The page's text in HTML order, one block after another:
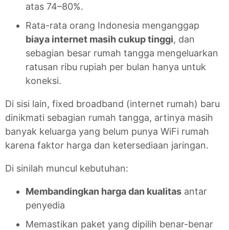
atas 74–80%.
Rata-rata orang Indonesia menganggap
biaya internet masih cukup tinggi, dan
sebagian besar rumah tangga mengeluarkan
ratusan ribu rupiah per bulan hanya untuk
koneksi.
Di sisi lain, fixed broadband (internet rumah) baru
dinikmati sebagian rumah tangga, artinya masih
banyak keluarga yang belum punya WiFi rumah
karena faktor harga dan ketersediaan jaringan.
Di sinilah muncul kebutuhan:
Membandingkan harga dan kualitas antar
penyedia
Memastikan paket yang dipilih benar-benar